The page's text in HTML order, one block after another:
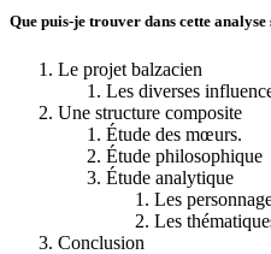
Que puis-je trouver dans cette
Le projet balzacien
Les diverses
Une structure composite
Étude des mœurs.
Étude philosophique
Étude analytique
Les
Les
Conclusion